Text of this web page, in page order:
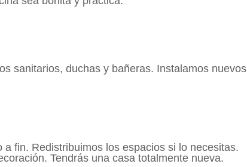
sanitarios, duchas y bañeras. Instalamos nuevos
fin. Redistribuimos los espacios si lo necesitas.
Tendrás una casa totalmente nueva.